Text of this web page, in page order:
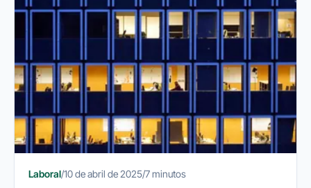
Laboral/10 de abril de 2025/7 minutos